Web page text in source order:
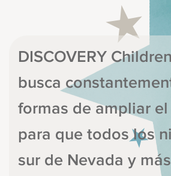
DISCOVERY
busca
formas de ampliar el
para que todos los
sur de Nevada y